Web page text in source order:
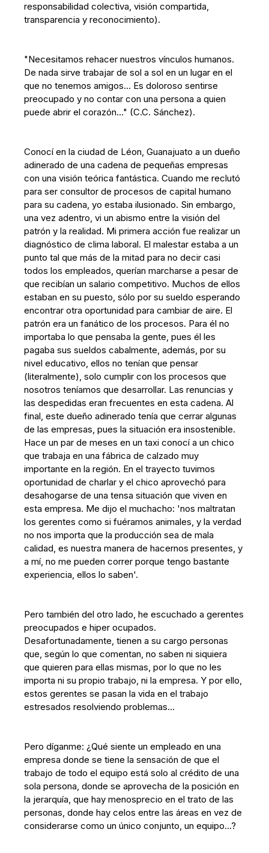
responsabilidad colectiva, visión compartida,
transparencia y reconocimiento).
"Necesitamos rehacer nuestros vínculos humanos.
De nada sirve trabajar de sol a sol en un lugar en el
que no tenemos amigos… Es doloroso sentirse
preocupado y no contar con una persona a quien
puede abrir el corazón…" (C.C. Sánchez).
Conocí en la ciudad de Léon, Guanajuato a un dueño
adinerado de una cadena de pequeñas empresas
con una visión teórica fantástica. Cuando me reclutó
para ser consultor de procesos de capital humano
para su cadena, yo estaba ilusionado. Sin embargo,
una vez adentro, vi un abismo entre la visión del
patrón y la realidad. Mi primera acción fue realizar un
diagnóstico de clima laboral. El malestar estaba a un
punto tal que más de la mitad para no decir casi
todos los empleados, querían marcharse a pesar de
que recibían un salario competitivo. Muchos de ellos
estaban en su puesto, sólo por su sueldo esperando
encontrar otra oportunidad para cambiar de aire. El
patrón era un fanático de los procesos. Para él no
importaba lo que pensaba la gente, pues él les
pagaba sus sueldos cabalmente, además, por su
nivel educativo, ellos no tenían que pensar
(literalmente), solo cumplir con los procesos que
nosotros teníamos que desarrollar. Las renuncias y
las despedidas eran frecuentes en esta cadena. Al
final, este dueño adinerado tenía que cerrar algunas
de las empresas, pues la situación era insostenible.
Hace un par de meses en un taxi conocí a un chico
que trabaja en una fábrica de calzado muy
importante en la región. En el trayecto tuvimos
oportunidad de charlar y el chico aprovechó para
desahogarse de una tensa situación que viven en
esta empresa. Me dijo el muchacho: 'nos maltratan
los gerentes como si fuéramos animales, y la verdad
no nos importa que la producción sea de mala
calidad, es nuestra manera de hacernos presentes, y
a mí, no me pueden correr porque tengo bastante
experiencia, ellos lo saben'.
Pero también del otro lado, he escuchado a gerentes
preocupados e hiper ocupados.
Desafortunadamente, tienen a su cargo personas
que, según lo que comentan, no saben ni siquiera
que quieren para ellas mismas, por lo que no les
importa ni su propio trabajo, ni la empresa. Y por ello,
estos gerentes se pasan la vida en el trabajo
estresados resolviendo problemas...
Pero díganme: ¿Qué siente un empleado en una
empresa donde se tiene la sensación de que el
trabajo de todo el equipo está solo al crédito de una
sola persona, donde se aprovecha de la posición en
la jerarquía, que hay menosprecio en el trato de las
personas, donde hay celos entre las áreas en vez de
considerarse como un único conjunto, un equipo…?